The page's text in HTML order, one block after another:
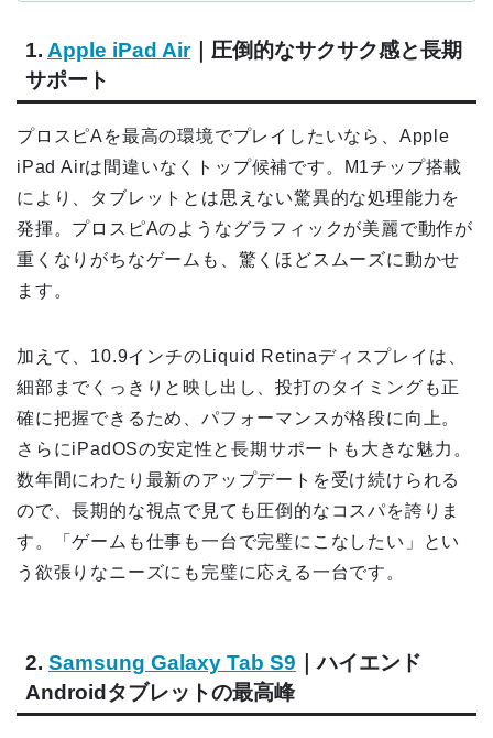
1. Apple iPad Air｜圧倒的なサクサク感と長期
サポート
プロスピAを最高の環境でプレイしたいなら、Apple
iPad Airは間違いなくトップ候補です。M1チップ搭載
により、タブレットとは思えない驚異的な処理能力を
発揮。プロスピAのようなグラフィックが美麗で動作が
重くなりがちなゲームも、驚くほどスムーズに動かせ
ます。
加えて、10.9インチのLiquid Retinaディスプレイは、
細部までくっきりと映し出し、投打のタイミングも正
確に把握できるため、パフォーマンスが格段に向上。
さらにiPadOSの安定性と長期サポートも大きな魅力。
数年間にわたり最新のアップデートを受け続けられる
ので、長期的な視点で見ても圧倒的なコスパを誇りま
す。「ゲームも仕事も一台で完璧にこなしたい」とい
う欲張りなニーズにも完璧に応える一台です。
2. Samsung Galaxy Tab S9 ｜ハイエンド
Androidタブレットの最高峰